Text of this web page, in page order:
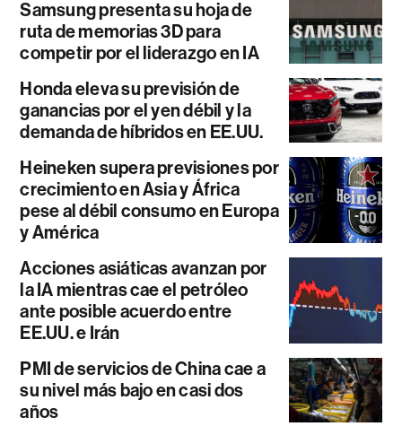
Samsung presenta su hoja de
ruta de memorias 3D para
competir por el liderazgo en IA
Honda eleva su previsión de
ganancias por el yen débil y la
demanda de híbridos en EE.UU.
Heineken supera previsiones por
crecimiento en Asia y África
pese al débil consumo en Europa
y América
Acciones asiáticas avanzan por
la IA mientras cae el petróleo
ante posible acuerdo entre
EE.UU. e Irán
PMI de servicios de China cae a
su nivel más bajo en casi dos
años